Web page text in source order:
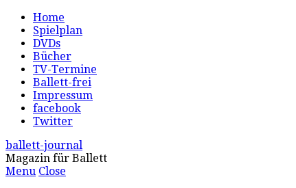
Home
Spielplan
DVDs
Bücher
TV-Termine
Ballett-frei
Impressum
facebook
Twitter
ballett-journal
Magazin für Ballett
Menu Close